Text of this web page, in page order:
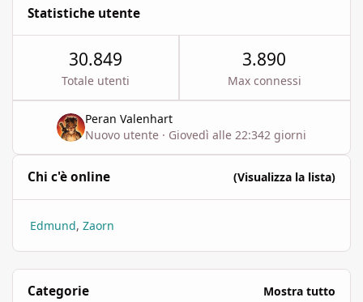
Statistiche utente
30.849
Totale utenti
3.890
Max connessi
Peran Valenhart
Nuovo utente · Giovedì alle 22:342 giorni
Chi c'è online (Visualizza la lista)
Edmund Zaorn
Categorie Mostra tutto